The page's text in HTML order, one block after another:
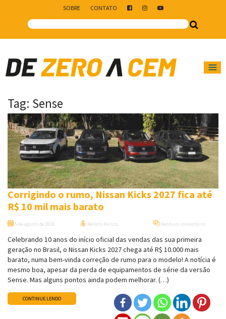
SOBRE CONTATO
Main Navigation
Tag: Sense
Corrigindo o rumo, Nissan Kicks 2027 fica até
R$ 10 mil mais barato
5 de agosto de 2026 Renato Parizzi Nenhum comentário
Celebrando 10 anos do início oficial das vendas das sua primeira
geração no Brasil, o Nissan Kicks 2027 chega até R$ 10.000 mais
barato, numa bem-vinda correção de rumo para o modelo! A notícia é
mesmo boa, apesar da perda de equipamentos de série da versão
Sense. Mas alguns pontos ainda podem melhorar. (…)
CONTINUE LENDO